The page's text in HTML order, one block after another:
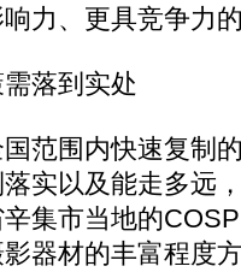
力、更具竞争力
落到实处
围内快速复制
实以及能走多远
集市当地的
器材的丰富程度